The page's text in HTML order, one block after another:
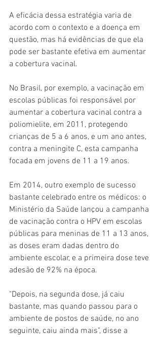
A eficácia dessa estratégia varia de
acordo com o contexto e a doença em
questão, mas há evidências de que ela
pode ser bastante efetiva em aumentar
a cobertura vacinal.
No Brasil, por exemplo, a vacinação em
escolas públicas foi responsável por
aumentar a cobertura vacinal contra a
poliomielite, em 2011, protegendo
crianças de 5 a 6 anos, e um ano antes,
contra a meningite C, esta campanha
focada em jovens de 11 a 19 anos.
Em 2014, outro exemplo de sucesso
bastante celebrado entre os médicos: o
Ministério da Saúde lançou a campanha
de vacinação contra o HPV em escolas
públicas para meninas de 11 a 13 anos,
as doses eram dadas dentro do
ambiente escolar, e a primeira dose teve
adesão de 92% na época.
"Depois, na segunda dose, já caiu
bastante, mas quando passou para o
ambiente de postos de saúde, no ano
seguinte, caiu ainda mais", disse a